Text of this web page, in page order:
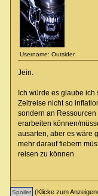
Username: Outsider
Jein.
Ich würde es glaube
Zeitreise nicht so
sondern an
erarbeiten können/
ausarten, aber es wäre
mehr darauf fiebern
reisen zu können.
(Klicke zum